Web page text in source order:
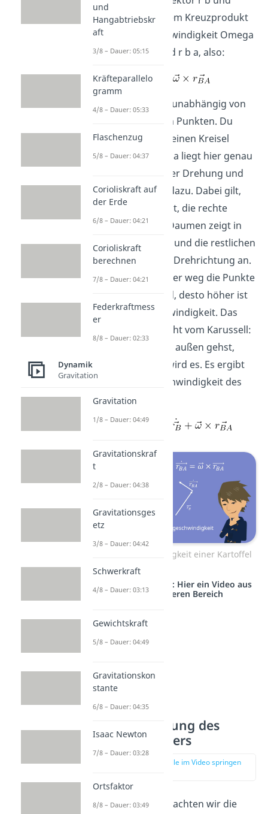
bildet sich aus dem Kreuzprodukt
der Winkelgeschwindigkeit Omega
und dem Abstand r b a, also:
Omega ist dabei unabhängig von
den betrachteten Punkten. Du
kannst dir dafür einen Kreisel
vorstellen: Omega liegt hier genau
im Mittelpunkt der Drehung und
steht senkrecht dazu. Dabei gilt,
wie beim Moment, die rechte
Handregel: Der Daumen zeigt in
Richtung Omega und die restlichen
Finger geben die Drehrichtung an.
Das heißt: je weiter weg die Punkte
voneinander sind, desto höher ist
die Relativgeschwindigkeit. Das
kennst du vielleicht vom Karussell:
Je weiter du nach außen gehst,
desto schneller wird es. Es ergibt
sich für die Geschwindigkeit des
Punktes A:
Relativgeschwindigkeit einer Kartoffel
Studyflix vernetzt: Hier ein Video aus
einem anderen Bereich
Beschleunigung des
starren Körpers
zur Stelle im Video springen
Als nächstes betrachten wir die
und
Hangabtriebskr
aft
3/8 – Dauer: 05:15
Kräfteparallelo
gramm
4/8 – Dauer: 05:33
Flaschenzug
5/8 – Dauer: 04:37
Corioliskraft auf
der Erde
6/8 – Dauer: 04:21
Corioliskraft
berechnen
7/8 – Dauer: 04:21
Federkraftmess
er
8/8 – Dauer: 02:33
Dynamik
Gravitation
Gravitation
1/8 – Dauer: 04:49
Gravitationskraf
t
2/8 – Dauer: 04:38
Gravitationsges
etz
3/8 – Dauer: 04:42
Schwerkraft
4/8 – Dauer: 03:13
Gewichtskraft
5/8 – Dauer: 04:49
Gravitationskon
stante
6/8 – Dauer: 04:35
Isaac Newton
7/8 – Dauer: 03:28
Ortsfaktor
8/8 – Dauer: 03:49